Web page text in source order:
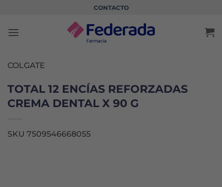
contenido
CONTACTO
COLGATE
TOTAL 12 ENCÍAS REFORZADAS
CREMA DENTAL X 90 G
SKU 7509546668055